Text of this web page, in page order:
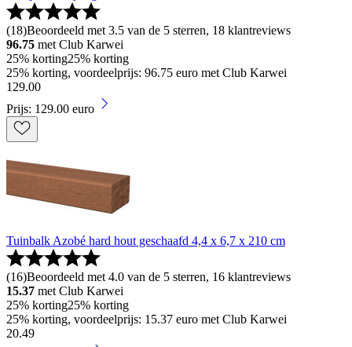
(18)Beoordeeld met 3.5 van de 5 sterren, 18 klantreviews
96.75 met Club Karwei
25% korting25% korting
25% korting, voordeelprijs: 96.75 euro met Club Karwei
129.00
Prijs: 129.00 euro
Tuinbalk Azobé hard hout geschaafd 4,4 x 6,7 x 210 cm
(16)Beoordeeld met 4.0 van de 5 sterren, 16 klantreviews
15.37 met Club Karwei
25% korting25% korting
25% korting, voordeelprijs: 15.37 euro met Club Karwei
20.49